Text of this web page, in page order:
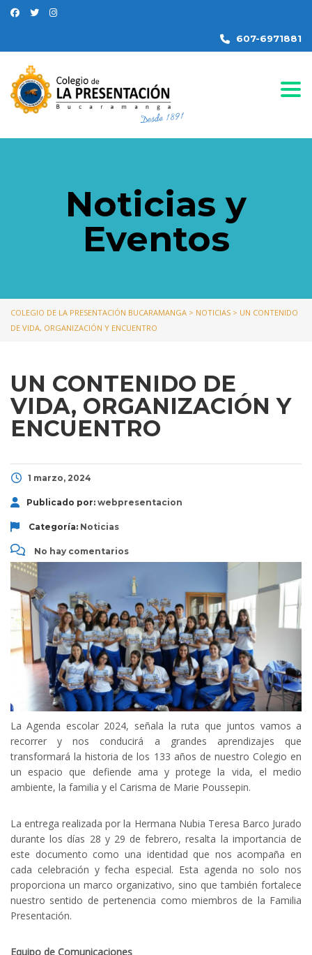
607-6971881
Noticias y
Eventos
COLEGIO DE LA PRESENTACIÓN BUCARAMANGA > NOTICIAS > UN CONTENIDO
DE VIDA, ORGANIZACIÓN Y ENCUENTRO
UN CONTENIDO DE
VIDA, ORGANIZACIÓN Y
ENCUENTRO
1 marzo, 2024
Publicado por: webpresentacion
Categoría: Noticias
No hay comentarios
La Agenda escolar 2024, señala la ruta que juntos vamos a
recorrer y nos conducirá a grandes aprendizajes que
transformará la historia de los 133 años de nuestro Colegio en
un espacio que defiende ama y protege la vida, el medio
ambiente, la familia y el Carisma de Marie Poussepin.
La entrega realizada por la Hermana Nubia Teresa Barco Jurado
durante los días 28 y 29 de febrero, resalta la importancia de
este documento como una identidad que nos acompaña en
cada celebración y fecha especial. Esta agenda no solo nos
proporciona un marco organizativo, sino que también fortalece
nuestro sentido de pertenencia como miembros de la Familia
Presentación.
Equipo de Comunicaciones